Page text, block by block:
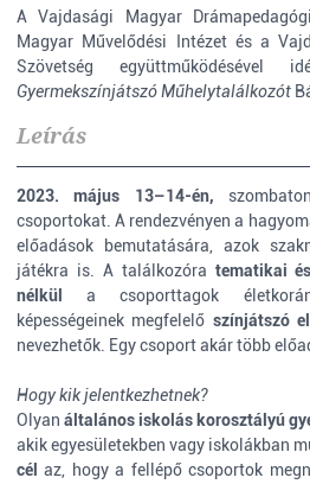
A Vajdasági Magyar
Magyar Művelődési Intézet és a
Szövetség
Gyermekszínjátszó Műhelytalálkozót
Leírás
2023. május 13–14-én,
csoportokat. A rendezvényen a
előadások bemutatására, azok
játékra is. A találkozóra tematikai
nélkül
a csoporttagok
képességeinek megfelelő színjátszó
nevezhetők. Egy csoport akár több
Hogy kik jelentkezhetnek?
Olyan általános iskolás korosztályú
akik egyesületekben vagy iskolákban
célaz, hogy a fellépő csoportok